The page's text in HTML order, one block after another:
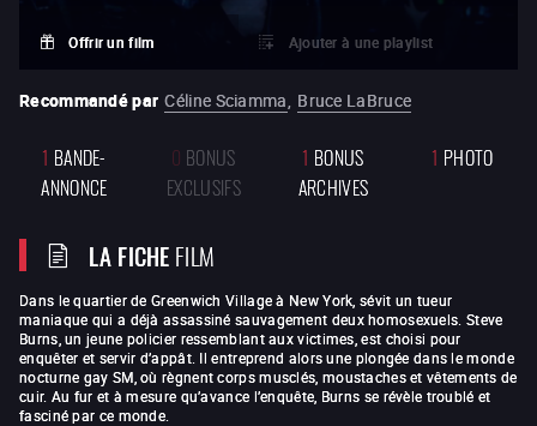
Offrir un film Ajouter à une playlist
Recommandé par Céline Sciamma, Bruce LaBruce
1 BANDE-
ANNONCE
0 BONUS
EXCLUSIFS
1 BONUS
ARCHIVES
1 PHOTO
LA FICHEFILM
Dans le quartier de Greenwich Village à New York, sévit un tueur
maniaque qui a déjà assassiné sauvagement deux homosexuels. Steve
Burns, un jeune policier ressemblant aux victimes, est choisi pour
enquêter et servir d’appât. Il entreprend alors une plongée dans le monde
nocturne gay SM, où règnent corps musclés, moustaches et vêtements de
cuir. Au fur et à mesure qu’avance l’enquête, Burns se révèle troublé et
fasciné par ce monde.